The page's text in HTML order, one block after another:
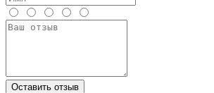
Оставить отзыв